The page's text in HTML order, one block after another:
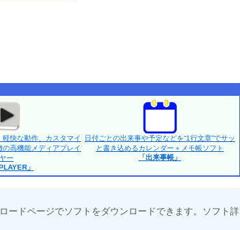
快な動作、カスタマイ
高機能メディアプレイ
ヤー
」
日付ごとの出来事や予定などを“1行文章”でサッ
と書き込めるカレンダー＋メモ帳ソフト
「出来事帳」
ードページでソフトをダウンロードできます。ソフト詳